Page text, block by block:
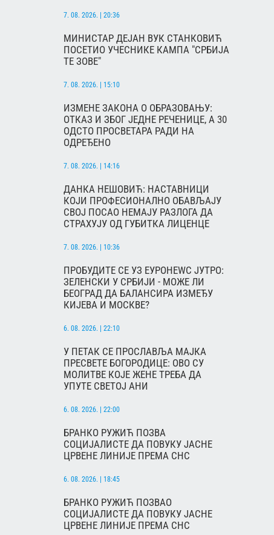
7. 08. 2026. | 20:36
МИНИСТАР ДЕЈАН ВУК СТАНКОВИЋ
ПОСЕТИО УЧЕСНИКЕ КАМПА "СРБИЈА
ТЕ ЗОВЕ"
7. 08. 2026. | 15:10
ИЗМЕНЕ ЗАКОНА О ОБРАЗОВАЊУ:
ОТКАЗ И ЗБОГ ЈЕДНЕ РЕЧЕНИЦЕ, А 30
ОДСТО ПРОСВЕТАРА РАДИ НА
ОДРЕЂЕНО
7. 08. 2026. | 14:16
ДАНКА НЕШОВИЋ: НАСТАВНИЦИ
КОЈИ ПРОФЕСИОНАЛНО ОБАВЉАЈУ
СВОЈ ПОСАО НЕМАЈУ РАЗЛОГА ДА
СТРАХУЈУ ОД ГУБИТКА ЛИЦЕНЦЕ
7. 08. 2026. | 10:36
ПРОБУДИТЕ СЕ УЗ ЕУРОНЕWС ЈУТРО:
ЗЕЛЕНСКИ У СРБИЈИ - МОЖЕ ЛИ
БЕОГРАД ДА БАЛАНСИРА ИЗМЕЂУ
КИЈЕВА И МОСКВЕ?
6. 08. 2026. | 22:10
У ПЕТАК СЕ ПРОСЛАВЉА МАЈКА
ПРЕСВЕТЕ БОГОРОДИЦЕ: ОВО СУ
МОЛИТВЕ КОЈЕ ЖЕНЕ ТРЕБА ДА
УПУТЕ СВЕТОЈ АНИ
6. 08. 2026. | 22:00
БРАНКО РУЖИЋ ПОЗВА
СОЦИЈАЛИСТЕ ДА ПОВУКУ ЈАСНЕ
ЦРВЕНЕ ЛИНИЈЕ ПРЕМА СНС
6. 08. 2026. | 18:45
БРАНКО РУЖИЋ ПОЗВАО
СОЦИЈАЛИСТЕ ДА ПОВУКУ ЈАСНЕ
ЦРВЕНЕ ЛИНИЈЕ ПРЕМА СНС